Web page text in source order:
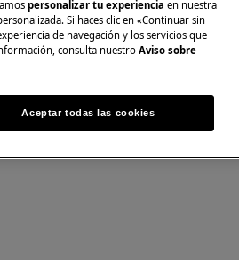
personalizar tu experiencia en nuestra
Si haces clic en «Continuar sin
de navegación y los servicios que
consulta nuestroAviso sobre
Aceptar todas las cookies